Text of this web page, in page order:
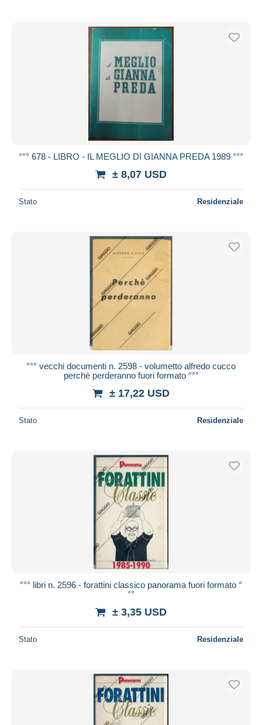
Aggiorna
°°° 678 - LIBRO - IL MEGLIO DI GIANNA PREDA 1989 °°°
± 8,07 USD
Stato Residenziale
°°° vecchi documenti n. 2598 - volumetto alfredo cucco
perchè perderanno fuori formato °°°
± 17,22 USD
Stato Residenziale
°°° libri n. 2596 - forattini classico panorama fuori formato °
°°
± 3,35 USD
Stato Residenziale